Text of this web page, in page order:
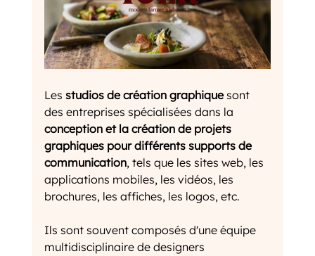
Les studios de création graphique sont
des entreprises spécialisées dans la
conception et la création de projets
graphiques pour différents supports de
communication, tels que les sites web, les
applications mobiles, les vidéos, les
brochures, les affiches, les logos, etc.
Ils sont souvent composés d'une équipe
multidisciplinaire de designers